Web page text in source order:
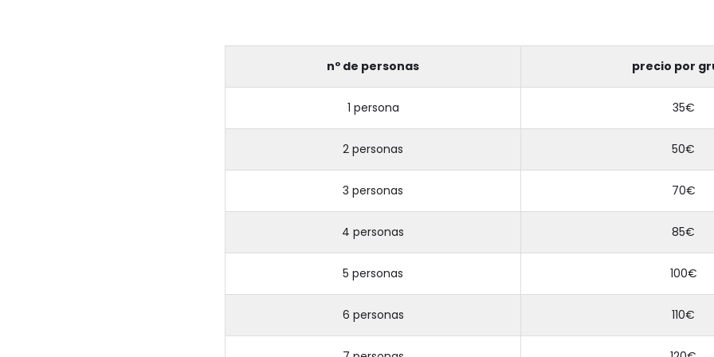
nº de personas precio por
1 persona 35€
2 personas 50€
3 personas 70€
4 personas 85€
5 personas 100€
6 personas 110€